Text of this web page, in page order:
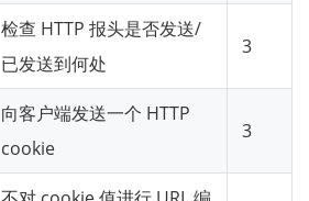
检查 HTTP 报头是否发送/
已发送到何处
3
向客户端发送一个 HTTP
cookie
3